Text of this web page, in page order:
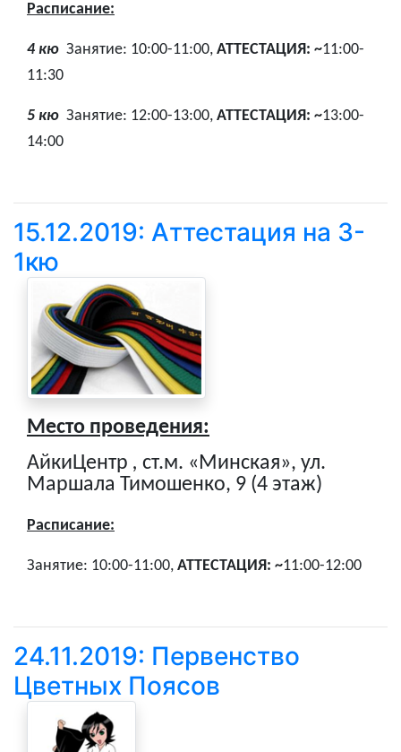
Расписание:
4 кю Занятие: 10:00-11:00, АТТЕСТАЦИЯ: ~11:00-
11:30
5 кю Занятие: 12:00-13:00, АТТЕСТАЦИЯ: ~13:00-
14:00
15.12.2019: Аттестация на 3-
1кю
Место проведения:
АйкиЦентр , ст.м. «Минская», ул.
Маршала Тимошенко, 9 (4 этаж)
Расписание:
Занятие: 10:00-11:00, АТТЕСТАЦИЯ: ~11:00-12:00
24.11.2019: Первенство
Цветных Поясов